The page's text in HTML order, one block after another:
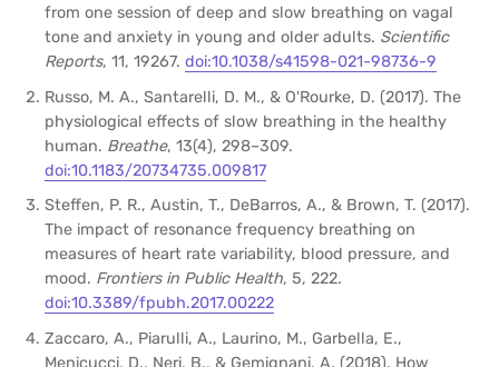
from one session of deep and slow breathing on vagal
tone and anxiety in young and older adults. Scientific
Reports, 11, 19267. doi:10.1038/s41598-021-98736-9
Russo, M. A., Santarelli, D. M., & O'Rourke, D. (2017). The
physiological effects of slow breathing in the healthy
human. Breathe, 13(4), 298–309.
doi:10.1183/20734735.009817
Steffen, P. R., Austin, T., DeBarros, A., & Brown, T. (2017).
The impact of resonance frequency breathing on
measures of heart rate variability, blood pressure, and
mood. Frontiers in Public Health, 5, 222.
doi:10.3389/fpubh.2017.00222
Zaccaro, A., Piarulli, A., Laurino, M., Garbella, E.,
Menicucci, D., Neri, B., & Gemignani, A. (2018). How